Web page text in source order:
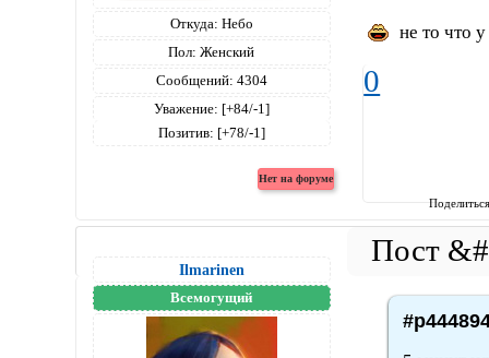
Откуда: Небо
Пол: Женский
Сообщений: 4304
Уважение: [+84/-1]
Позитив: [+78/-1]
не то что
0
Ilmarinen
Всемогущий